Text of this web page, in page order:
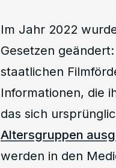
Im Jahr 2022
Gesetzen
staatlichen
Informationen, die
das sich
Altersgruppen
werden in den